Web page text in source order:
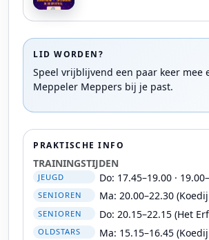
LID WORDEN?
Speel vrijblijvend een paar keer mee
Meppeler Meppers bij je past.
PRAKTISCHE INFO
TRAININGSTIJDEN
JEUGD Do: 17.45–19.00 ·
SENIOREN Ma: 20.00–22.30
SENIOREN Do: 20.15–22.15 (Het
OLDSTARS Ma: 15.15–16.45